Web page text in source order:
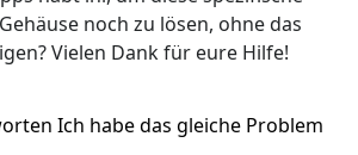
noch zu lösen, ohne das
Vielen Dank für eure Hilfe!
Ich habe das gleiche Problem